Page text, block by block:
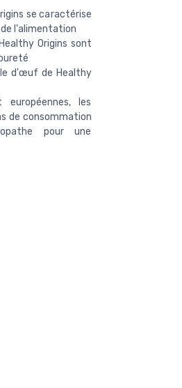
se caractérise
l'alimentation
Origins sont
d'œuf de Healthy
européennes, les
de consommation
pour une